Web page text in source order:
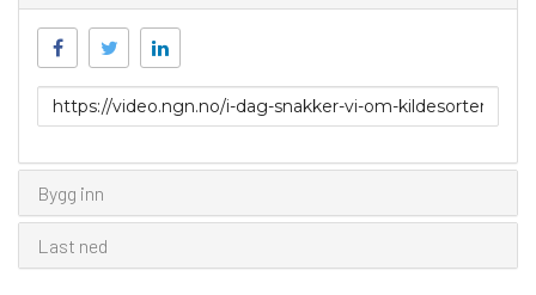
Link
for
Bygg inn
Last ned